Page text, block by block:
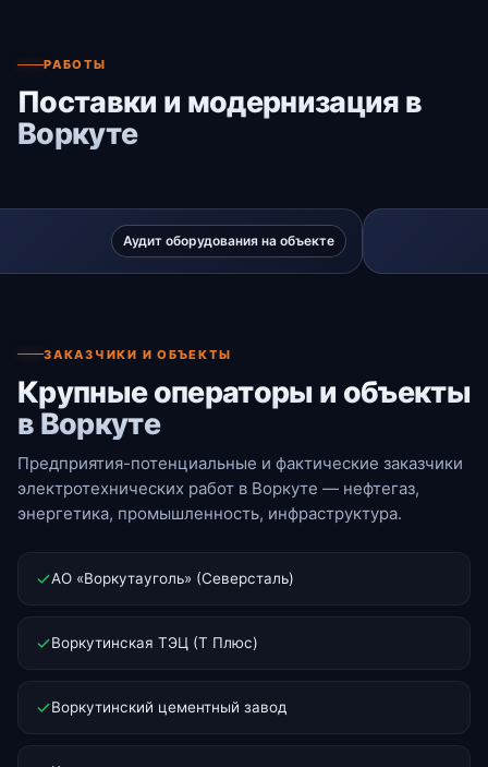
РАБОТЫ
Поставки и модернизация в
Воркуте
Аудит оборудования на объекте
ЗАКАЗЧИКИ И ОБЪЕКТЫ
Крупные операторы и объекты
в Воркуте
Предприятия-потенциальные и фактические заказчики
электротехнических работ в Воркуте — нефтегаз,
энергетика, промышленность, инфраструктура.
АО «Воркутауголь» (Северсталь)
Воркутинская ТЭЦ (Т Плюс)
Воркутинский цементный завод